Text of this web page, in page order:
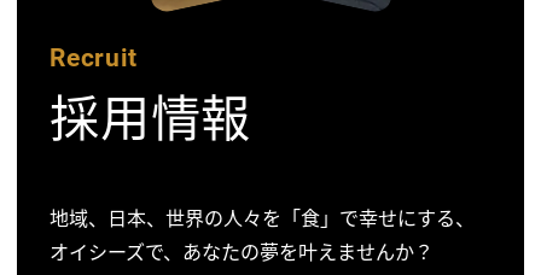
Recruit
採用情報
地域、日本、世界の人々を「食」で幸せにする、
オイシーズで、あなたの夢を叶えませんか？